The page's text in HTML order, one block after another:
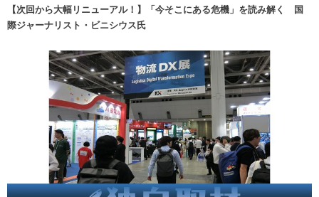
【次回から大幅リニューアル！】「今そこにある危機」を読み解く 国
際ジャーナリスト・ビニシウス氏